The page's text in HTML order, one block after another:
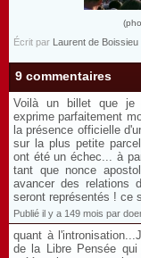
Écrit par Laurent de Boissieu
9 commentaires
Voilà un billet que je
exprime parfaitement
la présence officielle
sur la plus petite
ont été un échec... à
tant que nonce
avancer des relations
seront représentés ! ce
Publié il y a 149 mois par
quant à
de la Libre Pensée